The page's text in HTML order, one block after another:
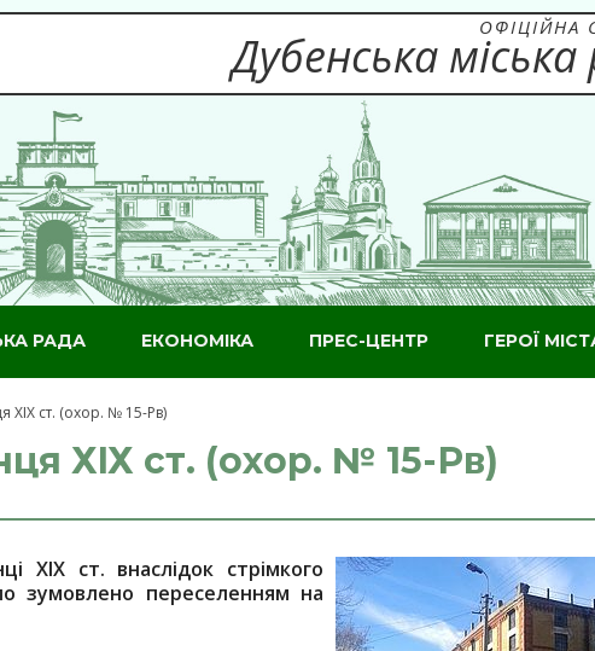
ОФІЦІЙНА
Дубенська
РАДА ЕКОНОМІКА ПРЕС-ЦЕНТР ГЕРОЇ
ХІХ ст. (охор. № 15-Рв)
ХІХ ст. (охор. № 15-Рв)
ХІХ ст. внаслідок стрімкого
зумовлено переселенням на